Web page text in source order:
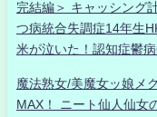
完結編＞ キャッシング
つ病統合失調症14年生
米が泣いた！認知症鬱
魔法熟女/美魔女ッ娘メ
MAX！ ニート仙人仙女